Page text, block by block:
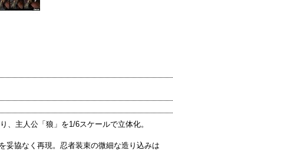
主人公「狼」を1/6スケールで立体化。
妥協なく再現。忍者装束の微細な造り込みは